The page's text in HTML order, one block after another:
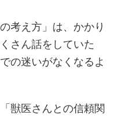
考え方」は、かかり
さん話をしていた
の迷いがなくなるよ
獣医さんとの信頼関